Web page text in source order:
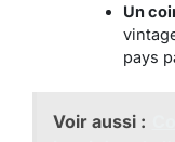
Un
pays
Voir aussi :